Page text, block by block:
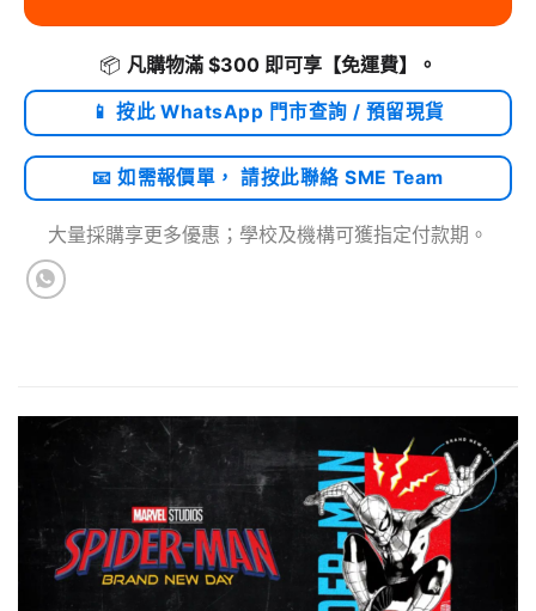
📦 凡購物滿 $300 即可享 【免運費】 。
📱 按此 WhatsApp 門市查詢 / 預留現貨
📧 如需報價單， 請按此聯絡 SME Team
大量採購享更多優惠；學校及機構可獲指定付款期。